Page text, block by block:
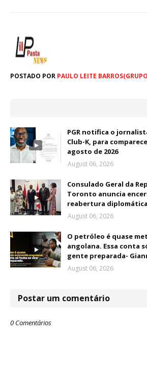
POSTADO POR PAULO LEITE
PGR notifica o
Club-K, para
agosto de 2026
August 06, 2026
Consulado Geral da
Toronto anuncia
reabertura diplomática
August 06, 2026
O petróleo é quase
angolana. Essa conta
gente preparada-
August 06, 2026
Postar um comentário
0 Comentários